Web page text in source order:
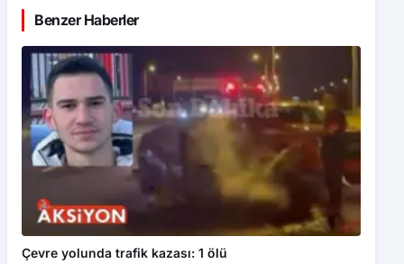
Benzer Haberler
Çevre yolunda trafik kazası: 1 ölü